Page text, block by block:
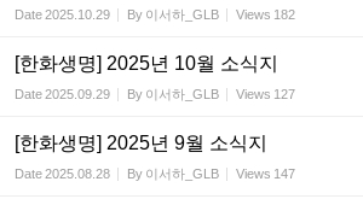
Date2025.10.29 By 이서하_GLB Views 182
[한화생명] 2025년 10월 소식지
Date2025.09.29 By 이서하_GLB Views 127
[한화생명] 2025년 9월 소식지
Date2025.08.28 By 이서하_GLB Views 147